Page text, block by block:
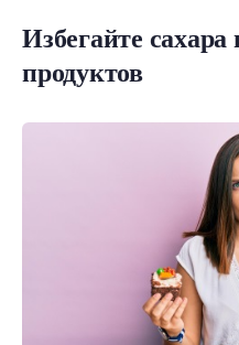
Избегайте
продуктов